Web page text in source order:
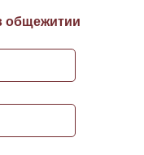
общежитии